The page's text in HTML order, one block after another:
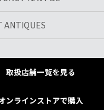
ANTIQUES
取扱店舗一覧を見る
ンラインストアで購入